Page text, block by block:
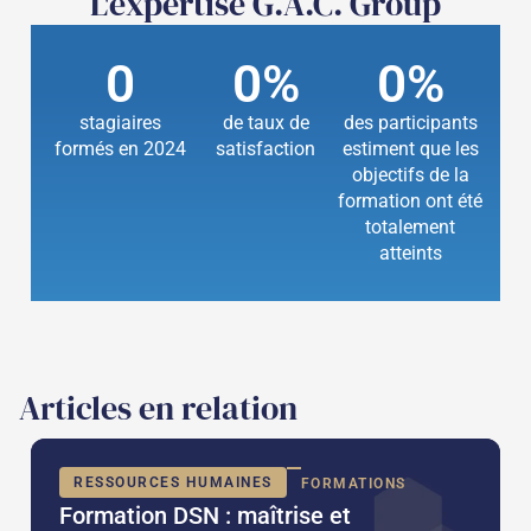
stagiaires
formés en 2024
0
de taux de
satisfaction
0%
des participants
estiment que les
objectifs de la
formation ont été
totalement
atteints
0%
Articles en relation
RESSOURCES HUMAINES FORMATIONS
Formation DSN : maîtrise et